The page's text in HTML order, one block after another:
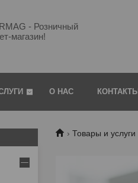
- Розничный
магазин!
О НАС КОНТАКТЫ
Товары и услуги